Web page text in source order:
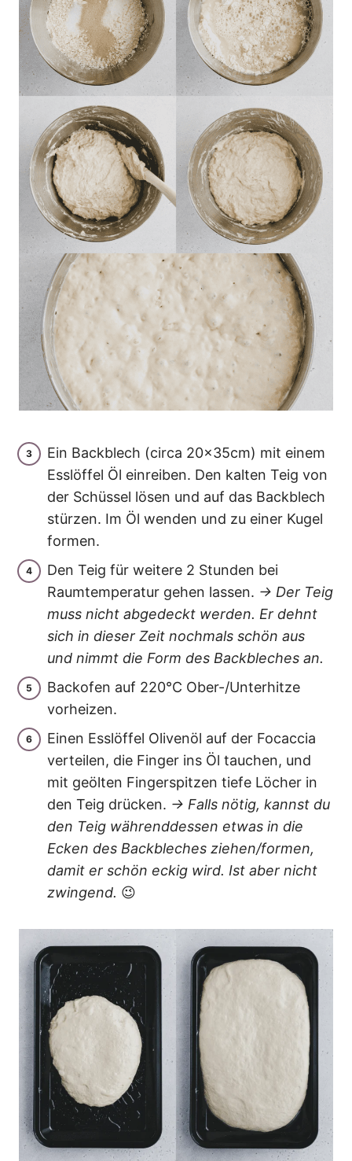
Ein Backblech (circa 20x35cm) mit einem
Esslöffel Öl einreiben. Den kalten Teig von
der Schüssel lösen und auf das Backblech
stürzen. Im Öl wenden und zu einer Kugel
formen.
Den Teig für weitere 2 Stunden bei
Raumtemperatur gehen lassen. → Der Teig
muss nicht abgedeckt werden. Er dehnt
sich in dieser Zeit nochmals schön aus
und nimmt die Form des Backbleches an.
Backofen auf 220°C Ober-/Unterhitze
vorheizen.
Einen Esslöffel Olivenöl auf der Focaccia
verteilen, die Finger ins Öl tauchen, und
mit geölten Fingerspitzen tiefe Löcher in
den Teig drücken. → Falls nötig, kannst du
den Teig währenddessen etwas in die
Ecken des Backbleches ziehen/formen,
damit er schön eckig wird. Ist aber nicht
zwingend. 😉